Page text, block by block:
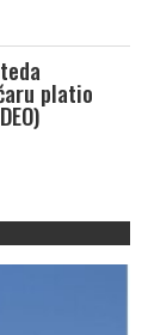
platio